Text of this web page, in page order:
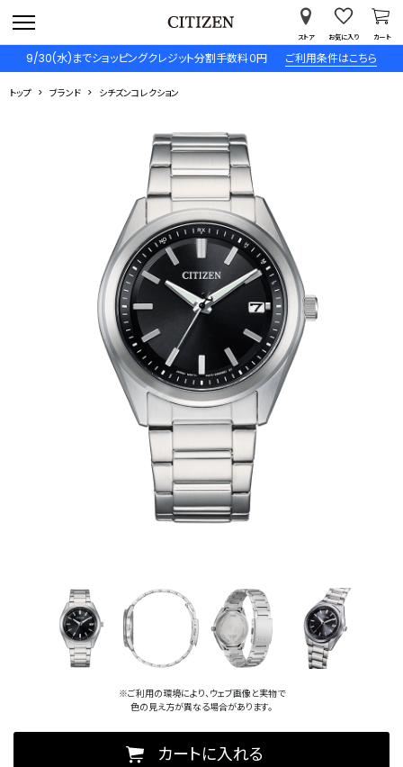
9/30(水)までショッピングクレジット分割手数料０円 ご利用条件はこちら
ストア お気に入り カート
トップ ブランド シチズンコレクション
※ご利用の環境により、ウェブ画像と実物で
色の見え方が異なる場合があります。
カートに入れる